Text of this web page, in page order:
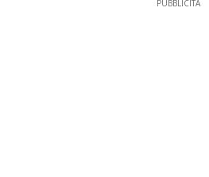
PUBBLICITÀ